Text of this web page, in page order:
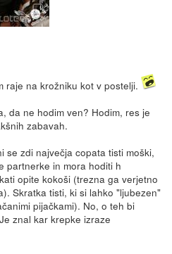
raje na krožniku kot v postelji.
da ne hodim ven? Hodim, res je
zabavah.
se zdi največja copata tisti moški,
partnerke in mora hoditi h
opite kokoši (trezna ga verjetno
Skratka tisti, ki si lahko "ljubezen"
pijačkami). No, o teh bi
znal kar krepke izraze